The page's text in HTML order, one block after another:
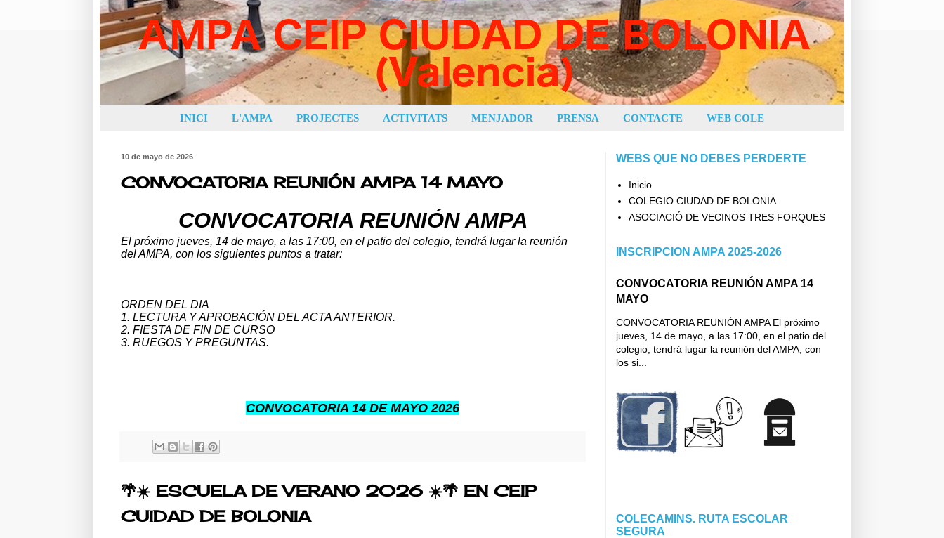
INICI L'AMPA PROJECTES ACTIVITATS MENJADOR PRENSA CONTACTE WEB COLE
10 de mayo de 2026
CONVOCATORIA REUNIÓN AMPA 14 MAYO
CONVOCATORIA REUNIÓN AMPA
El próximo jueves, 14 de mayo, a las 17:00, en el patio del colegio, tendrá lugar la reunión
del AMPA, con los siguientes puntos a tratar:
ORDEN DEL DIA
1. LECTURA Y APROBACIÓN DEL ACTA ANTERIOR.
2. FIESTA DE FIN DE CURSO
3. RUEGOS Y PREGUNTAS.
CONVOCATORIA 14 DE MAYO 2026
🌴☀️ ESCUELA DE VERANO 2026 ☀️🌴 EN CEIP
CUIDAD DE BOLONIA
WEBS QUE NO DEBES PERDERTE
Inicio
COLEGIO CIUDAD DE BOLONIA
ASOCIACIÓ DE VECINOS TRES FORQUES
INSCRIPCION AMPA 2025-2026
CONVOCATORIA REUNIÓN AMPA 14
MAYO
CONVOCATORIA REUNIÓN AMPA El próximo
jueves, 14 de mayo, a las 17:00, en el patio del
colegio, tendrá lugar la reunión del AMPA, con
los si...
COLECAMINS. RUTA ESCOLAR
SEGURA